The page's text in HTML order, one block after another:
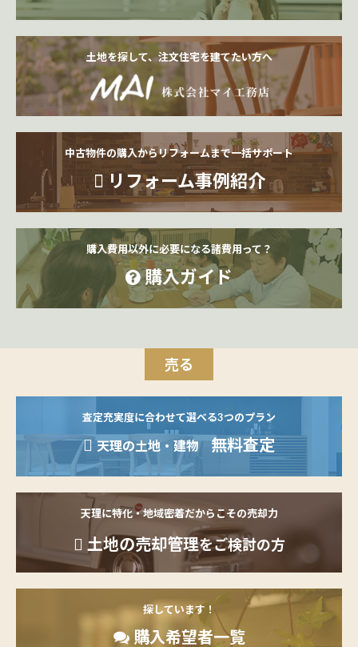
土地を探して、注文住宅を建てたい方へ
中古物件の購入からリフォームまで一括サポート
リフォーム事例紹介
購入費用以外に必要になる諸費用って？
購入ガイド
売る
査定充実度に合わせて選べる3つのプラン
天理の土地・建物 無料査定
天理に特化・地域密着だからこその売却力
土地の売却管理をご検討の方
探しています！
購入希望者一覧